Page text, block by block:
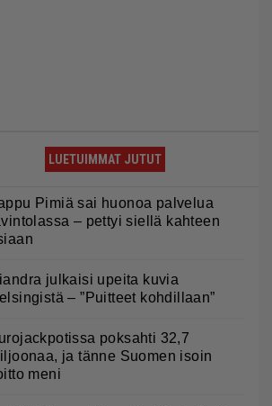
LUETUIMMAT JUTUT
Pimiä sai huonoa palvelua
– pettyi siellä kahteen
julkaisi upeita kuvia
– ”Puitteet kohdillaan”
poksahti 32,7
ja tänne Suomen isoin
meni